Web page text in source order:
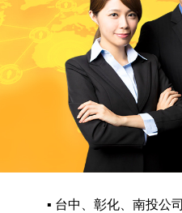
▪ 台中、彰化、南投公司